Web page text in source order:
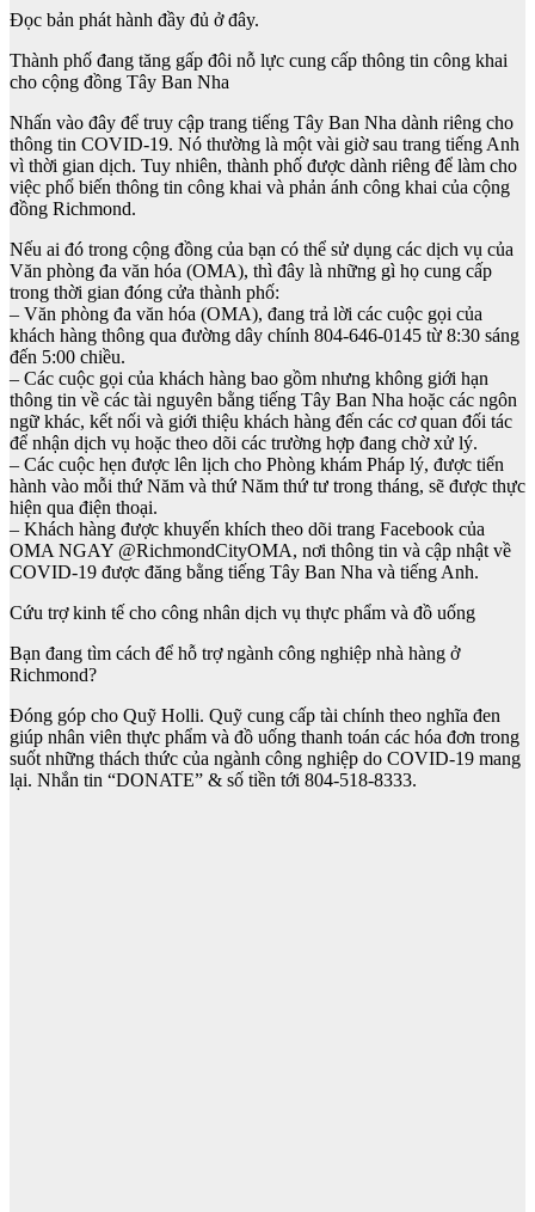
Đọc bản phát hành đầy đủ ở đây.
Thành phố đang tăng gấp đôi nỗ lực cung cấp thông tin công khai
cho cộng đồng Tây Ban Nha
Nhấn vào đây để truy cập trang tiếng Tây Ban Nha dành riêng cho
thông tin COVID-19. Nó thường là một vài giờ sau trang tiếng Anh
vì thời gian dịch. Tuy nhiên, thành phố được dành riêng để làm cho
việc phổ biến thông tin công khai và phản ánh công khai của cộng
đồng Richmond.
Nếu ai đó trong cộng đồng của bạn có thể sử dụng các dịch vụ của
Văn phòng đa văn hóa (OMA), thì đây là những gì họ cung cấp
trong thời gian đóng cửa thành phố:
– Văn phòng đa văn hóa (OMA), đang trả lời các cuộc gọi của
khách hàng thông qua đường dây chính 804-646-0145 từ 8:30 sáng
đến 5:00 chiều.
– Các cuộc gọi của khách hàng bao gồm nhưng không giới hạn
thông tin về các tài nguyên bằng tiếng Tây Ban Nha hoặc các ngôn
ngữ khác, kết nối và giới thiệu khách hàng đến các cơ quan đối tác
để nhận dịch vụ hoặc theo dõi các trường hợp đang chờ xử lý.
– Các cuộc hẹn được lên lịch cho Phòng khám Pháp lý, được tiến
hành vào mỗi thứ Năm và thứ Năm thứ tư trong tháng, sẽ được thực
hiện qua điện thoại.
– Khách hàng được khuyến khích theo dõi trang Facebook của
OMA NGAY @RichmondCityOMA, nơi thông tin và cập nhật về
COVID-19 được đăng bằng tiếng Tây Ban Nha và tiếng Anh.
Cứu trợ kinh tế cho công nhân dịch vụ thực phẩm và đồ uống
Bạn đang tìm cách để hỗ trợ ngành công nghiệp nhà hàng ở
Richmond?
Đóng góp cho Quỹ Holli. Quỹ cung cấp tài chính theo nghĩa đen
giúp nhân viên thực phẩm và đồ uống thanh toán các hóa đơn trong
suốt những thách thức của ngành công nghiệp do COVID-19 mang
lại. Nhắn tin “DONATE” & số tiền tới 804-518-8333.